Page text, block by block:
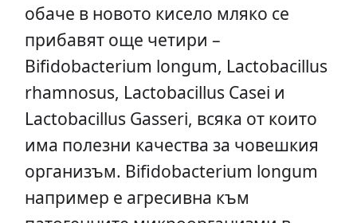
обаче в новото кисело мляко се
прибавят още четири –
Bifidobacterium longum, Lactobacillus
rhamnosus, Lactobacillus Casеi и
Lactobacillus Gasseri, всяка от които
има полезни качества за човешкия
организъм. Bifidobacterium longum
например е агресивна към